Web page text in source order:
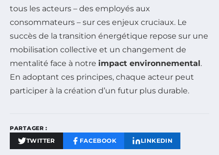
tous les acteurs – des employés aux
consommateurs – sur ces enjeux cruciaux. Le
succès de la transition énergétique repose sur une
mobilisation collective et un changement de
mentalité face à notre impact environnemental.
En adoptant ces principes, chaque acteur peut
participer à la création d’un futur plus durable.
PARTAGER :
TWITTER FACEBOOK LINKEDIN